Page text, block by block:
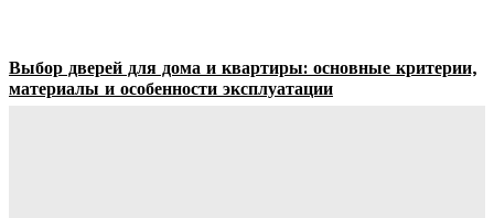
Выбор дверей для дома и квартиры: основные критерии,
материалы и особенности эксплуатации